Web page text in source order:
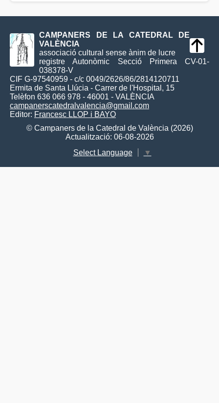
CAMPANERS DE LA CATEDRAL DE
VALÈNCIA
associació cultural sense ànim de lucre
registre Autonòmic Secció Primera CV-01-
038378-V
CIF G-97540959 - c/c 0049/2626/86/2814120711
Ermita de Santa Llúcia - Carrer de l'Hospital, 15
Telèfon 636 066 978 - 46001 - VALÈNCIA
campanerscatedralvalencia@gmail.com
Editor: Francesc LLOP i BAYO
© Campaners de la Catedral de València (2026)
Actualització: 06-08-2026
Select Language
▼